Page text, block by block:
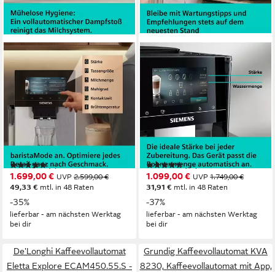
SIEMENS
Kaffeevollautomat EQ900
TQ923E03, 41 versch.
Getränke, XL-Getränke,
Doppeltassenfunktion
Bohnenkapazität
Pumpendruck
(1)
1.699,00 € UVP 2.599,00 €
49,33 € mtl. in 48 Raten
-35%
lieferbar - am nächsten Werktag
bei dir
SIEMENS
Kaffeevollautomat EQ700
TP725E01, 41 verschiedene
Getränke, XL-Getränke, 20
Favoriten
320 g Bohnenkapazität
19 bar Pumpendruck
Keramik Scheibenmahlwerk
(13)
1.099,00 € UVP 1.749,00 €
31,91 € mtl. in 48 Raten
-37%
lieferbar - am nächsten Werktag
bei dir
De'Longhi Kaffeevollautomat
Eletta Explore ECAM450.55.S -
Grundig Kaffeevollautomat KVA
8230, Kaffeevollautomat mit App,